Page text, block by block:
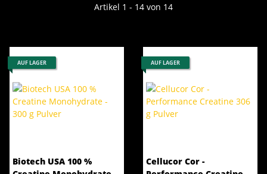
Artikel 1 - 14 von 14
AUF LAGER
Biotech USA 100 %
AUF LAGER
Cellucor Cor -